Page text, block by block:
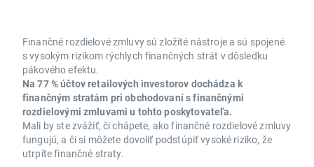
Finančné rozdielové zmluvy sú zložité nástroje a sú spojené
s vysokým rizikom rýchlych finančných strát v dôsledku
pákového efektu.
Na 77 % účtov retailových investorov dochádza k
finančným stratám pri obchodovaní s finančnými
rozdielovými zmluvami u tohto poskytovateľa.
Mali by ste zvážiť, či chápete, ako finančné rozdielové zmluvy
fungujú, a či si môžete dovoliť podstúpiť vysoké riziko, že
utrpíte finančné straty.